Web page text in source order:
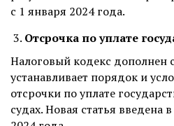
с 1 января 2024 года.
Отсрочка по уплате
Налоговый кодекс дополнен
устанавливает порядок и
отсрочки по уплате
судах. Новая статья введена